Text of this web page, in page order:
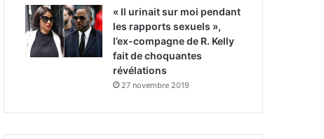
« Il urinait sur moi pendant
les rapports sexuels »,
l’ex-compagne de R. Kelly
fait de choquantes
révélations
27 novembre 2019